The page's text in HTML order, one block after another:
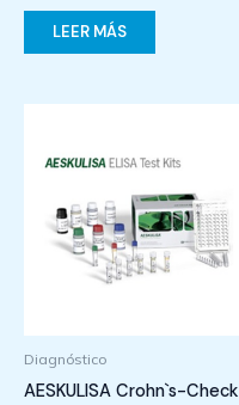
LEER MÁS
Diagnóstico
AESKULISA Crohn`s-Check